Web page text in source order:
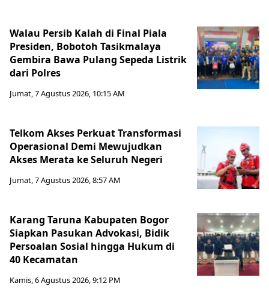
Walau Persib Kalah di Final Piala
Presiden, Bobotoh Tasikmalaya
Gembira Bawa Pulang Sepeda Listrik
dari Polres
Jumat, 7 Agustus 2026, 10:15 AM
Telkom Akses Perkuat Transformasi
Operasional Demi Mewujudkan
Akses Merata ke Seluruh Negeri
Jumat, 7 Agustus 2026, 8:57 AM
Karang Taruna Kabupaten Bogor
Siapkan Pasukan Advokasi, Bidik
Persoalan Sosial hingga Hukum di
40 Kecamatan
Kamis, 6 Agustus 2026, 9:12 PM